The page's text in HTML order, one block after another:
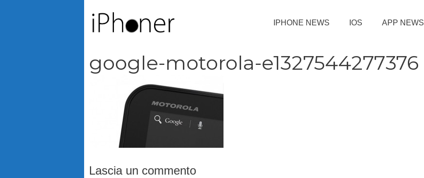
IPHONE NEWS IOS APP NEWS
google-motorola-e1327544277376
Lascia un commento